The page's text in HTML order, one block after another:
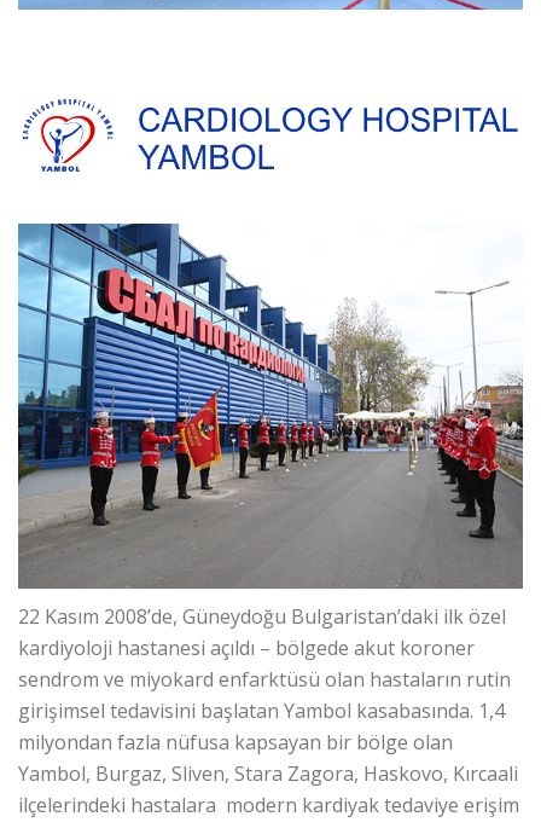
22 Kasım 2008’de, Güneydoğu Bulgaristan’daki ilk özel
kardiyoloji hastanesi açıldı – bölgede akut koroner
sendrom ve miyokard enfarktüsü olan hastaların rutin
girişimsel tedavisini başlatan Yambol kasabasında. 1,4
milyondan fazla nüfusa kapsayan bir bölge olan
Yambol, Burgaz, Sliven, Stara Zagora, Haskovo, Kırcaali
ilçelerindeki hastalara modern kardiyak tedaviye erişim